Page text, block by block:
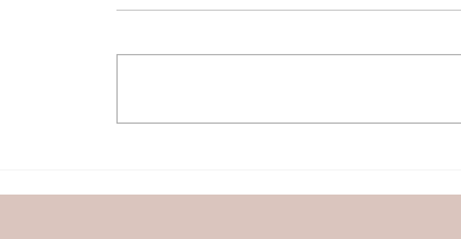
לפרשת שלח | רחל